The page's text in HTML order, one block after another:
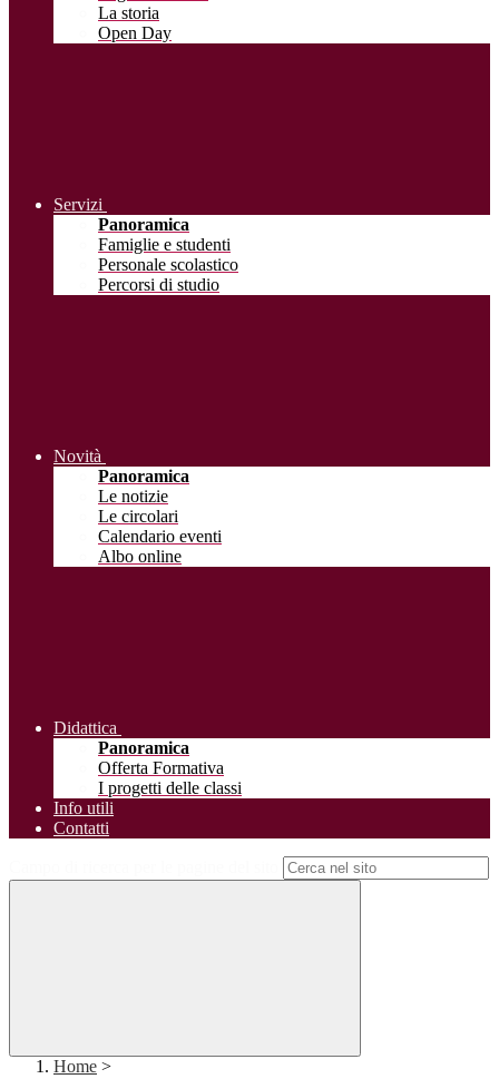
La storia
Open Day
Servizi
Panoramica
Famiglie e studenti
Personale scolastico
Percorsi di studio
Novità
Panoramica
Le notizie
Le circolari
Calendario eventi
Albo online
Didattica
Panoramica
Offerta Formativa
I progetti delle classi
Info utili
Contatti
Home >